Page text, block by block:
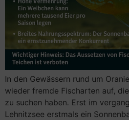
In den Gewässern rund um
wieder fremde Fischarten auf,
zu suchen haben. Erst im
Lehnitzsee erstmals ein